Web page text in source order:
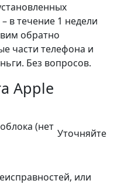
в течение 1 недели
обратно
части телефона и
Без вопросов.
Apple
(нет
Уточняйте
или